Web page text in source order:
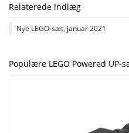
Relaterede indlæg
Nye LEGO-sæt, januar 2021
Populære LEGO Powered UP-